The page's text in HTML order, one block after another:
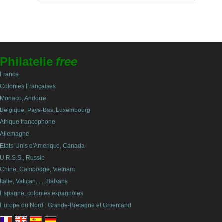
Philatelie free
France
Colonies Françaises
Monaco, Andorre
Belgique, Pays-Bas, Luxembourg
Afrique francophone
Allemagne
Etats-Unis d'Amerique, Canada
U.R.S.S., Russie
Chine, Cambodge, Vietnam
Italie, Vatican, ..., Balkans
Espagne, colonies espagnoles
Europe du Nord : Grande-Bretagne et Groenland